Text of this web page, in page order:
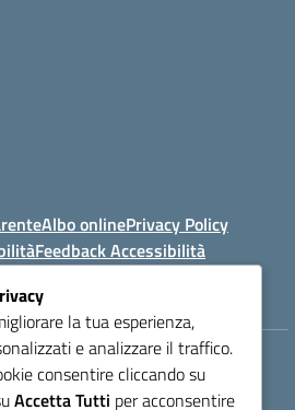
Albo onlinePrivacy Policy
Feedback Accessibilità
PARMA (PR)
PRIS00400B@istruzione.it
la tua esperienza,
e analizzare il traffico.
consentire cliccando su
Accetta Tutti per acconsentire